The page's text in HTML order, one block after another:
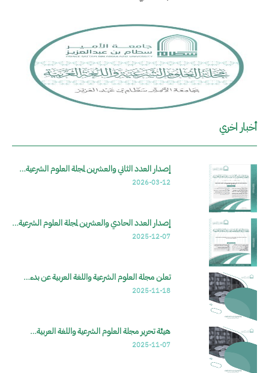
أخبار اخري
إصدار العدد الثاني والعشرين لمجلة العلوم الشرعية…
2026-03-12
إصدار العدد الحادي والعشرين لمجلة العلوم الشرعية…
2025-12-07
تعلن مجلة العلوم الشرعية واللغة العربية عن بدء…
2025-11-18
هيئة تحرير مجلة العلوم الشرعية واللغة العربية…
2025-11-07